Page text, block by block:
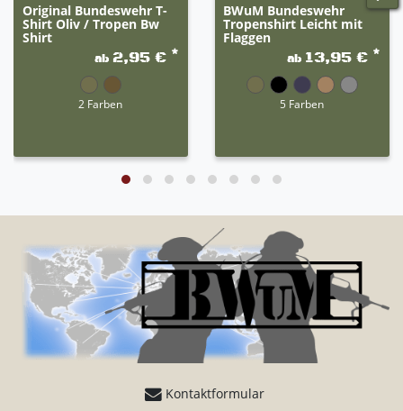
Original Bundeswehr T-
Shirt Oliv / Tropen Bw
Shirt
ab 2,95 € *
2 Farben
BWuM Bundeswehr
Tropenshirt Leicht mit
Flaggen
ab 13,95 € *
5 Farben
Kontaktformular